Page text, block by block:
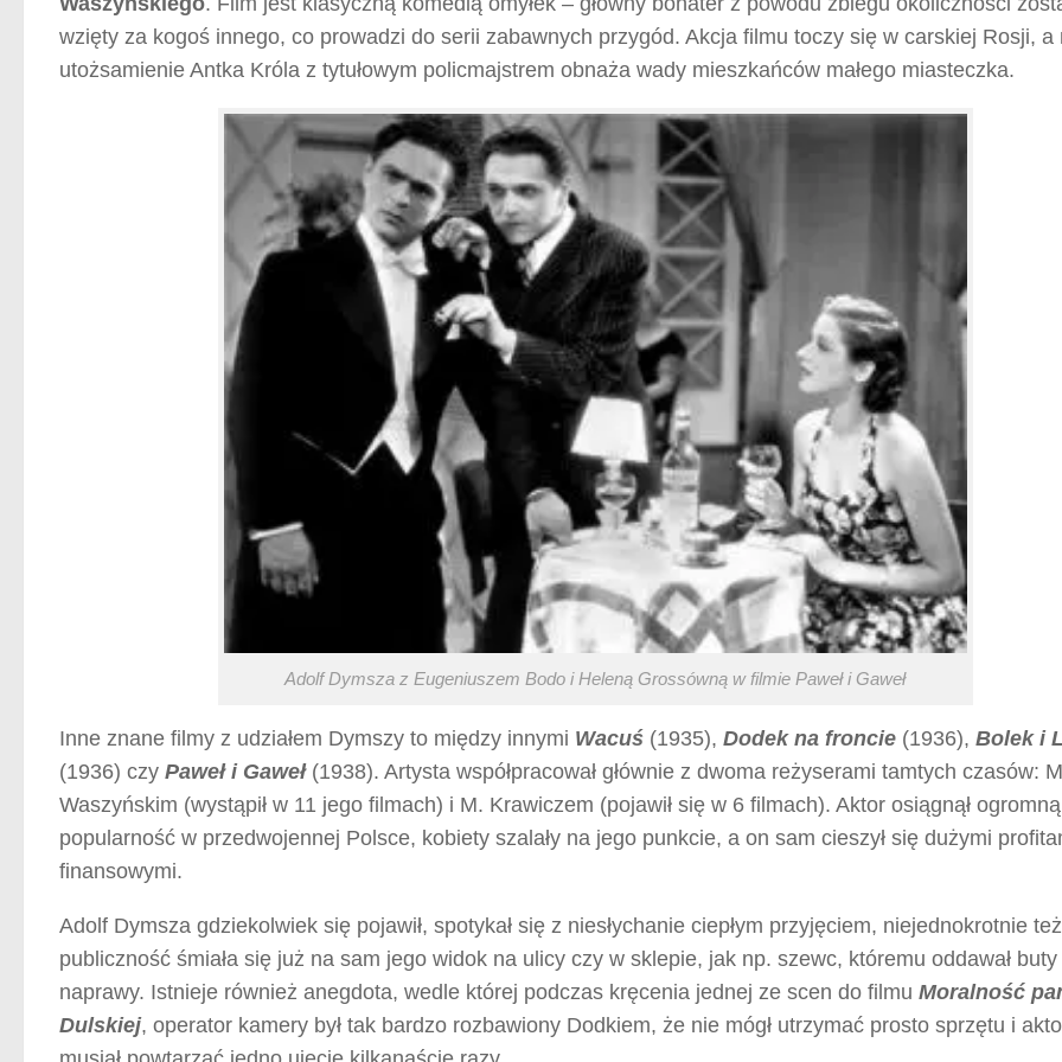
wzięty za kogoś innego, co prowadzi do serii zabawnych przygód. Akcja filmu toczy się w carskiej Rosji, a
utożsamienie Antka Króla z tytułowym policmajstrem obnaża wady mieszkańców małego miasteczka.
Adolf Dymsza z Eugeniuszem Bodo i Heleną Grossówną w filmie Paweł i Gaweł
Inne znane filmy z udziałem Dymszy to między innymi Wacuś (1935), Dodek na froncie (1936), Bolek i
(1936) czy Paweł i Gaweł (1938). Artysta współpracował głównie z dwoma reżyserami tamtych czasów:
Waszyńskim (wystąpił w 11 jego filmach) i M. Krawiczem (pojawił się w 6 filmach). Aktor osiągnął ogromną
popularność w przedwojennej Polsce, kobiety szalały na jego punkcie, a on sam cieszył się dużymi
finansowymi.
Adolf Dymsza gdziekolwiek się pojawił, spotykał się z niesłychanie ciepłym przyjęciem, niejednokrotnie też
publiczność śmiała się już na sam jego widok na ulicy czy w sklepie, jak np. szewc, któremu oddawał buty
naprawy. Istnieje również anegdota, wedle której podczas kręcenia jednej ze scen do filmu Moralność
Dulskiej, operator kamery był tak bardzo rozbawiony Dodkiem, że nie mógł utrzymać prosto sprzętu i